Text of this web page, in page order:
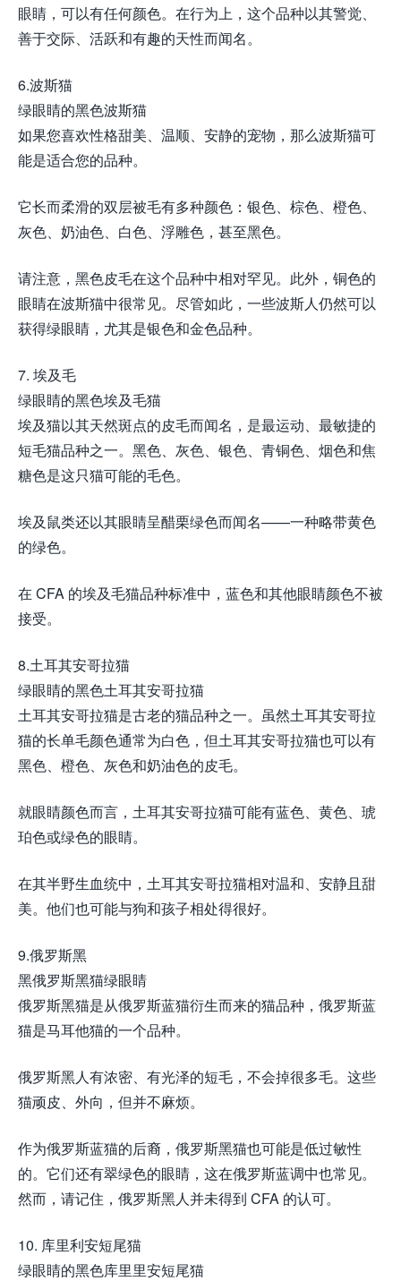
眼睛，可以有任何颜色。在行为上，这个品种以其警觉、
善于交际、活跃和有趣的天性而闻名。
6.波斯猫
绿眼睛的黑色波斯猫
如果您喜欢性格甜美、温顺、安静的宠物，那么波斯猫可
能是适合您的品种。
它长而柔滑的双层被毛有多种颜色：银色、棕色、橙色、
灰色、奶油色、白色、浮雕色，甚至黑色。
请注意，黑色皮毛在这个品种中相对罕见。此外，铜色的
眼睛在波斯猫中很常见。尽管如此，一些波斯人仍然可以
获得绿眼睛，尤其是银色和金色品种。
7. 埃及毛
绿眼睛的黑色埃及毛猫
埃及猫以其天然斑点的皮毛而闻名，是最运动、最敏捷的
短毛猫品种之一。黑色、灰色、银色、青铜色、烟色和焦
糖色是这只猫可能的毛色。
埃及鼠类还以其眼睛呈醋栗绿色而闻名——一种略带黄色
的绿色。
在 CFA 的埃及毛猫品种标准中，蓝色和其他眼睛颜色不被
接受。
8.土耳其安哥拉猫
绿眼睛的黑色土耳其安哥拉猫
土耳其安哥拉猫是古老的猫品种之一。虽然土耳其安哥拉
猫的长单毛颜色通常为白色，但土耳其安哥拉猫也可以有
黑色、橙色、灰色和奶油色的皮毛。
就眼睛颜色而言，土耳其安哥拉猫可能有蓝色、黄色、琥
珀色或绿色的眼睛。
在其半野生血统中，土耳其安哥拉猫相对温和、安静且甜
美。他们也可能与狗和孩子相处得很好。
9.俄罗斯黑
黑俄罗斯黑猫绿眼睛
俄罗斯黑猫是从俄罗斯蓝猫衍生而来的猫品种，俄罗斯蓝
猫是马耳他猫的一个品种。
俄罗斯黑人有浓密、有光泽的短毛，不会掉很多毛。这些
猫顽皮、外向，但并不麻烦。
作为俄罗斯蓝猫的后裔，俄罗斯黑猫也可能是低过敏性
的。它们还有翠绿色的眼睛，这在俄罗斯蓝调中也常见。
然而，请记住，俄罗斯黑人并未得到 CFA 的认可。
10. 库里利安短尾猫
绿眼睛的黑色库里里安短尾猫